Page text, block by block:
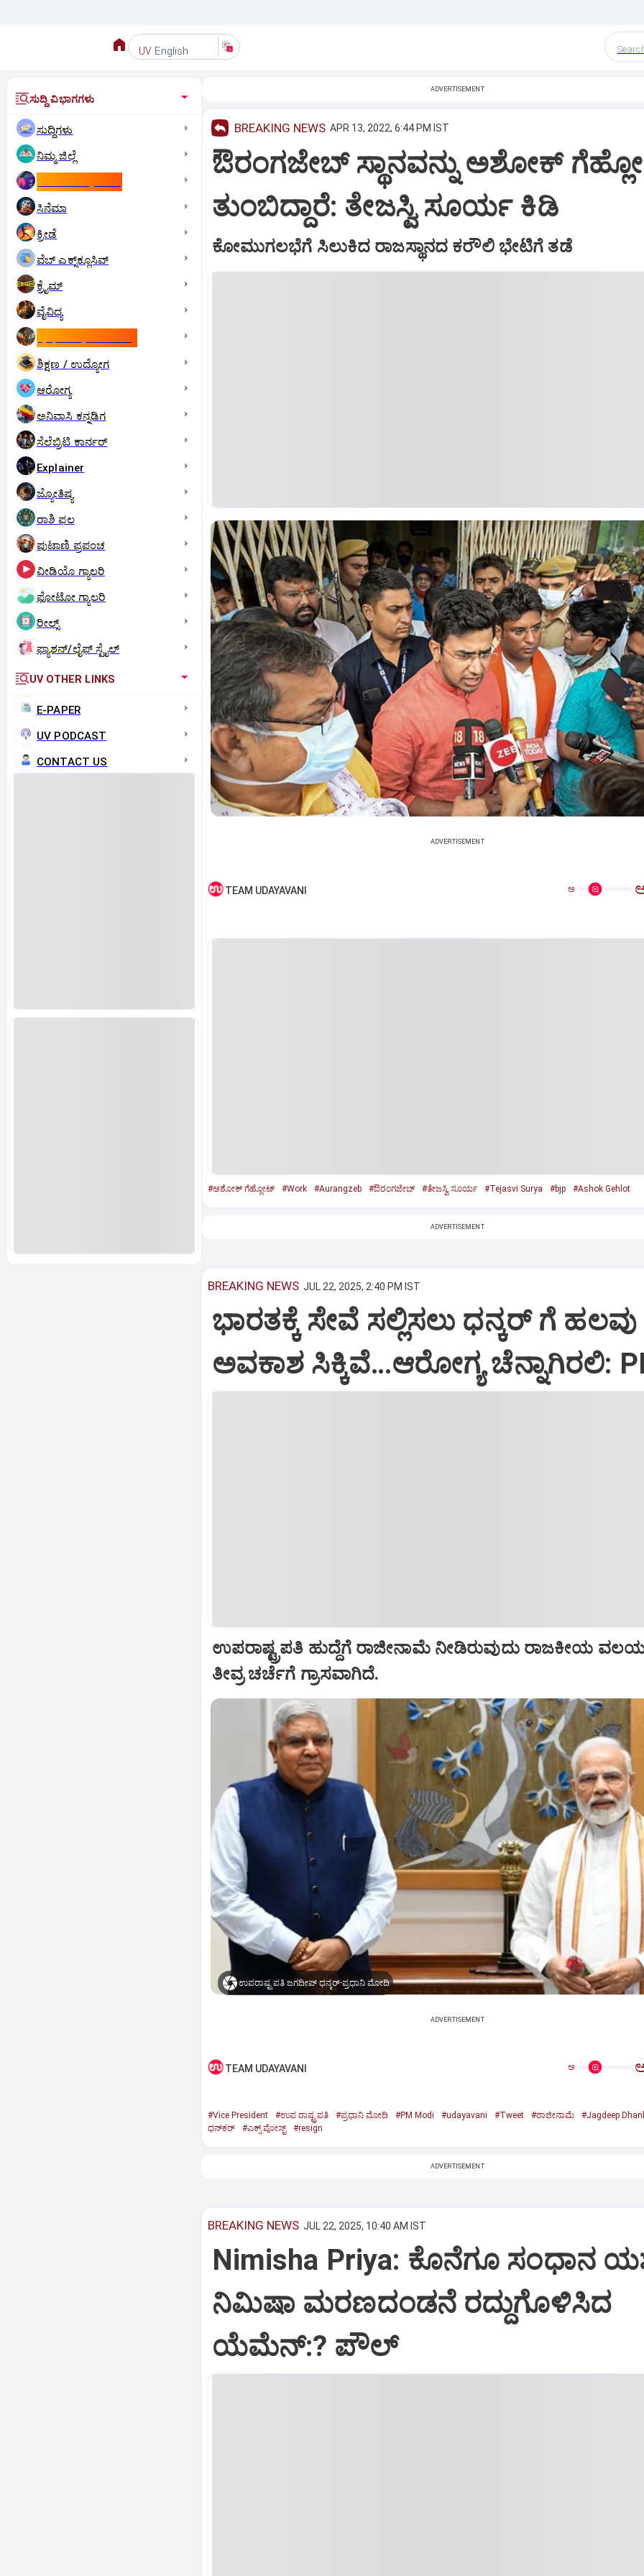
UV English
ಸುದ್ದಿ ವಿಭಾಗಗಳು
ಸುದ್ದಿಗಳು
ನಿಮ್ಮ ಜಿಲ್ಲೆ
ಸಿನೆಮಾ
ಕ್ರೀಡೆ
ವೆಬ್ ಎಕ್ಸ್‌ಕ್ಲೂಸಿವ್
ಕ್ರೈಮ್
ವೈವಿಧ್ಯ
ಶಿಕ್ಷಣ / ಉದ್ಯೋಗ
ಆರೋಗ್ಯ
ಅನಿವಾಸಿ ಕನ್ನಡಿಗ
ಸೆಲೆಬ್ರಿಟಿ ಕಾರ್ನರ್‌
Explainer
ಜ್ಯೋತಿಷ್ಯ
ರಾಶಿ ಫಲ
ಪುಟಾಣಿ ಪ್ರಪಂಚ
ವೀಡಿಯೊ ಗ್ಯಾಲರಿ
ಫೋಟೋ ಗ್ಯಾಲರಿ
ರೀಲ್ಸ್
ಫ್ಯಾಶನ್/ಲೈಫ್‌ ಸ್ಟೈಲ್
UV OTHER LINKS
E-PAPER
UV PODCAST
CONTACT US
ADVERTISEMENT
BREAKING NEWS APR 13, 2022, 6:44 PM IST
ಔರಂಗಜೇಬ್ ಸ್ಥಾನವನ್ನು ಅಶೋಕ್
ತುಂಬಿದ್ದಾರೆ: ತೇಜಸ್ವಿ ಸೂರ್ಯ ಕಿಡಿ
ಕೋಮುಗಲಭೆಗೆ ಸಿಲುಕಿದ ರಾಜಸ್ಥಾನದ ಕರೌಲಿ ಭೇಟಿಗೆ ತಡೆ
ADVERTISEMENT
TEAM UDAYAVANI ಅ
#ಅಶೋಕ್‌ ಗೆಹ್ಲೋಟ್‌ #Work #Aurangzeb #ಔರಂಗಜೇಬ್‌ #ತೇಜಸ್ವಿ ಸೂರ್ಯ #Tejasvi Surya #bjp #Ashok Gehlot
ADVERTISEMENT
BREAKING NEWS JUL 22, 2025, 2:40 PM IST
ಭಾರತಕ್ಕೆ ಸೇವೆ ಸಲ್ಲಿಸಲು ಧನ್ಕರ್‌ ಗೆ ಹಲವು
ಅವಕಾಶ ಸಿಕ್ಕಿವೆ…ಆರೋಗ್ಯ ಚೆನ್ನಾಗಿರಲಿ:
ಉಪರಾಷ್ಟ್ರಪತಿ ಹುದ್ದೆಗೆ ರಾಜೀನಾಮೆ ನೀಡಿರುವುದು ರಾಜಕೀಯ
ತೀವ್ರ ಚರ್ಚೆಗೆ ಗ್ರಾಸವಾಗಿದೆ.
ಉಪರಾಷ್ಟ್ರಪತಿ ಜಗದೀಪ್‌ ಧನ್ಕರ್-ಪ್ರಧಾನಿ ಮೋದಿ
ADVERTISEMENT
TEAM UDAYAVANI ಅ
#Vice President #ಉಪ ರಾಷ್ಟ್ರಪತಿ #ಪ್ರಧಾನಿ ಮೋದಿ #PM Modi #udayavani #Tweet #ರಾಜೀನಾಮೆ
#Jagdeep
ಧನ್‌ಕರ್‌
#ಎಕ್ಸ್‌ ಪೋಸ್ಟ್ #resign
ADVERTISEMENT
BREAKING NEWS JUL 22, 2025, 10:40 AM IST
Nimisha Priya: ಕೊನೆಗೂ ಸಂಧಾನ
ನಿಮಿಷಾ ಮರಣದಂಡನೆ ರದ್ದುಗೊಳಿಸಿದ
ಯೆಮೆನ್:? ಪೌಲ್